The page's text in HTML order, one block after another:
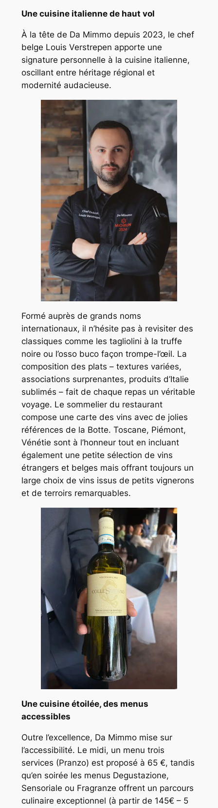
Une cuisine italienne de haut vol
À la tête de Da Mimmo depuis 2023, le chef
belge Louis Verstrepen apporte une
signature personnelle à la cuisine italienne,
oscillant entre héritage régional et
modernité audacieuse.
Formé auprès de grands noms
internationaux, il n’hésite pas à revisiter des
classiques comme les tagliolini à la truffe
noire ou l’osso buco façon trompe-l’œil. La
composition des plats – textures variées,
associations surprenantes, produits d’Italie
sublimés – fait de chaque repas un véritable
voyage. Le sommelier du restaurant
compose une carte des vins avec de jolies
références de la Botte. Toscane, Piémont,
Vénétie sont à l’honneur tout en incluant
également une petite sélection de vins
étrangers et belges mais offrant toujours un
large choix de vins issus de petits vignerons
et de terroirs remarquables.
Une cuisine étoilée, des menus
accessibles
Outre l’excellence, Da Mimmo mise sur
l’accessibilité. Le midi, un menu trois
services (Pranzo) est proposé à 65 €, tandis
qu’en soirée les menus Degustazione,
Sensoriale ou Fragranze offrent un parcours
culinaire exceptionnel (à partir de 145€ – 5